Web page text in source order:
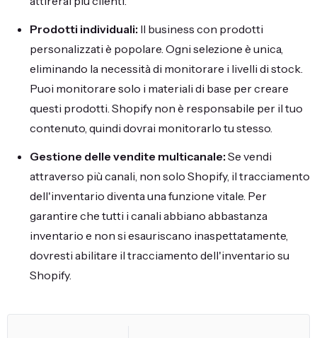
Prodotti individuali: Il business con prodotti
personalizzati è popolare. Ogni selezione è unica,
eliminando la necessità di monitorare i livelli di stock.
Puoi monitorare solo i materiali di base per creare
questi prodotti. Shopify non è responsabile per il tuo
contenuto, quindi dovrai monitorarlo tu stesso.
Gestione delle vendite multicanale: Se vendi
attraverso più canali, non solo Shopify, il tracciamento
dell'inventario diventa una funzione vitale. Per
garantire che tutti i canali abbiano abbastanza
inventario e non si esauriscano inaspettatamente,
dovresti abilitare il tracciamento dell'inventario su
Shopify.